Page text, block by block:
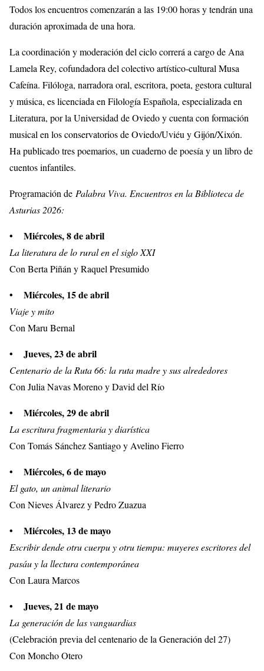
Todos los encuentros comenzarán a las 19:00 horas y tendrán una
duración aproximada de una hora.
La coordinación y moderación del ciclo correrá a cargo de Ana
Lamela Rey, cofundadora del colectivo artístico-cultural Musa
Cafeína. Filóloga, narradora oral, escritora, poeta, gestora cultural
y música, es licenciada en Filología Española, especializada en
Literatura, por la Universidad de Oviedo y cuenta con formación
musical en los conservatorios de Oviedo/Uviéu y Gijón/Xixón.
Ha publicado tres poemarios, un cuaderno de poesía y un libro de
cuentos infantiles.
Programación de Palabra Viva. Encuentros en la Biblioteca de
Asturias 2026:
• Miércoles, 8 de abril
La literatura de lo rural en el siglo XXI
Con Berta Piñán y Raquel Presumido
• Miércoles, 15 de abril
Viaje y mito
Con Maru Bernal
• Jueves, 23 de abril
Centenario de la Ruta 66: la ruta madre y sus alrededores
Con Julia Navas Moreno y David del Río
• Miércoles, 29 de abril
La escritura fragmentaria y diarística
Con Tomás Sánchez Santiago y Avelino Fierro
• Miércoles, 6 de mayo
El gato, un animal literario
Con Nieves Álvarez y Pedro Zuazua
• Miércoles, 13 de mayo
Escribir dende otru cuerpu y otru tiempu: muyeres escritores del
pasáu y la llectura contemporánea
Con Laura Marcos
• Jueves, 21 de mayo
La generación de las vanguardias
(Celebración previa del centenario de la Generación del 27)
Con Moncho Otero